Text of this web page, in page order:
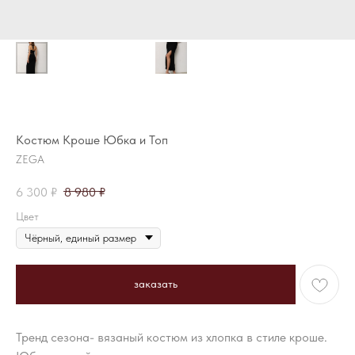
Костюм Кроше Юбка и Топ
ZEGA
6 300 ₽ 8 980 ₽
Цвет
заказать
Тренд сезона- вязаный костюм из хлопка в стиле кроше.